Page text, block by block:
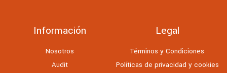
Información
Nosotros
Audit
Legal
Términos y Condiciones
Políticas de privacidad y cookies